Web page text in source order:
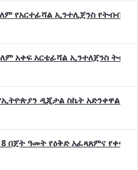
የአርተፊሻል ኢንተሊጀንስ የትብብር
አቀፍ አርቴፊሻል ኢንተለጀንስ
ዲጂታል ስኬት አድንቀዋል
በጀት ዓመት የዕቅድ አፈጻጸምና